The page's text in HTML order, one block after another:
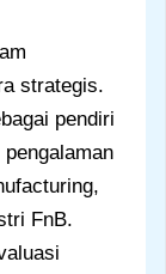
strategis.
pendiri
FnB.